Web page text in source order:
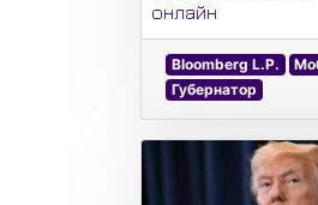
онлайн
Bloomberg L.P.
Губернатор